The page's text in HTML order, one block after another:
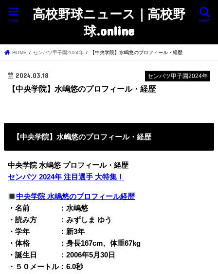
高校野球ニュース｜高校野
球.online
search
menu
HOME センバツ甲子園2024年 【中央学院】水嶋悠のプロフィール・経歴
センバツ甲子園2024年
2024.03.18
【中央学院】水嶋悠のプロフィール・経歴
【中央学院】水嶋悠のプロフィール・経歴
中央学院 水嶋悠 プロフィール・経歴
センバツ 2024年 注目選手 大特集！
中央学院 水嶋悠のプロフィール経歴
・名前 ：水嶋悠
・読み方 ：みずしま ゆう
・学年 ：新3年
・体格 ：身長167cm、体重67kg
・誕生日 ：2006年5月30日
・５０メートル：6.0秒